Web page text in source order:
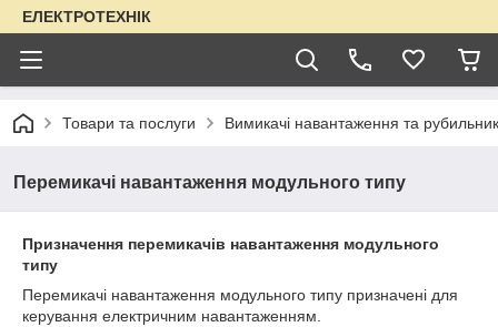
ЕЛЕКТРОТЕХНІК
Товари та послуги Вимикачі навантаження та
Перемикачі навантаження модульного типу
Призначення перемикачів навантаження модульного
типу
Перемикачі навантаження модульного типу призначені для
керування електричним навантаженням.